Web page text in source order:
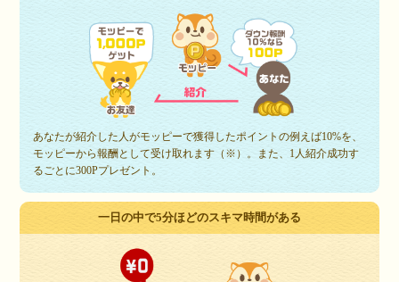
あなたが紹介した人がモッピーで獲得したポイントの例えば10%を、
モッピーから報酬として受け取れます（※）。また、1人紹介成功す
るごとに300Pプレゼント。
一日の中で5分ほどのスキマ時間がある